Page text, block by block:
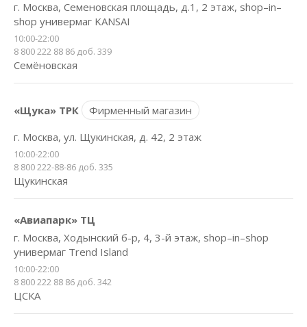
г. Москва, Семеновская площадь, д.1, 2 этаж, shop–in–
shop универмаг KANSAI
10:00-22:00
8 800 222 88 86 доб. 339
Семёновская
«Щука» ТРК
Фирменный магазин
г. Москва, ул. Щукинская, д. 42, 2 этаж
10:00-22:00
8 800 222-88-86 доб. 335
Щукинская
«Авиапарк» ТЦ
г. Москва, Ходынский б-р, 4, 3-й этаж, shop–in–shop
универмаг Trend Island
10:00-22:00
8 800 222 88 86 доб. 342
ЦСКА